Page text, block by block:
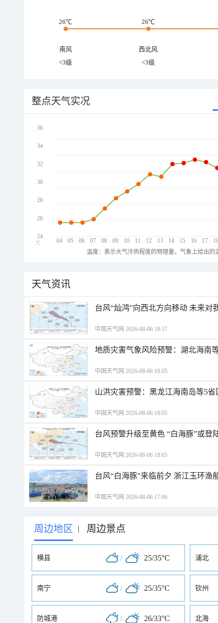
26℃ 26℃
南风
西北风
<3级
<3级
整点天气实况
04 05 06 07 08 09 10 11 12 13 14 15 16 17
36
34
32
30
28
26
24
℃
温度：表示大气冷热程度的物理量，气象上给出
天气资讯
台风“灿鸿”向西北方向移动 未来对
中国天气网 2026-08-06 18:17
地质灾害气象风险预警：湖北海南
中国天气网 2026-08-06 18:05
山洪灾害预警：黑龙江海南岛等5
中国天气网 2026-08-06 18:05
台风预警升级至黄色 “白海豚”或登
中国天气网 2026-08-06 18:05
台风“白海豚”来临前夕 浙江玉环渔
中国天气网 2026-08-06 17:06
周边地区 | 周边景点
横县 / 25/35°C 浦北
南宁 / 25/35°C 钦州
防城港 / 26/33°C 北海